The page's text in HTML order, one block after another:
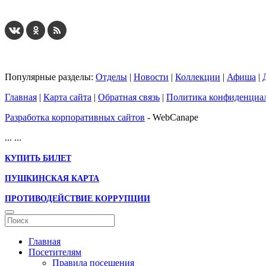
Популярные разделы: Отделы | Новости | Коллекции | Афиша |
Главная | Карта сайта | Обратная связь | Политика
Разработка корпоративных сайтов - WebCanape
... ...
КУПИТЬ БИЛЕТ
ПУШКИНСКАЯ КАРТА
ПРОТИВОДЕЙСТВИЕ КОРРУПЦИИ
Главная
Посетителям
Правила посещения